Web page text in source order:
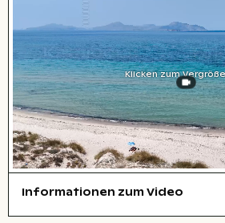
Klicken zum
Informationen zum Video